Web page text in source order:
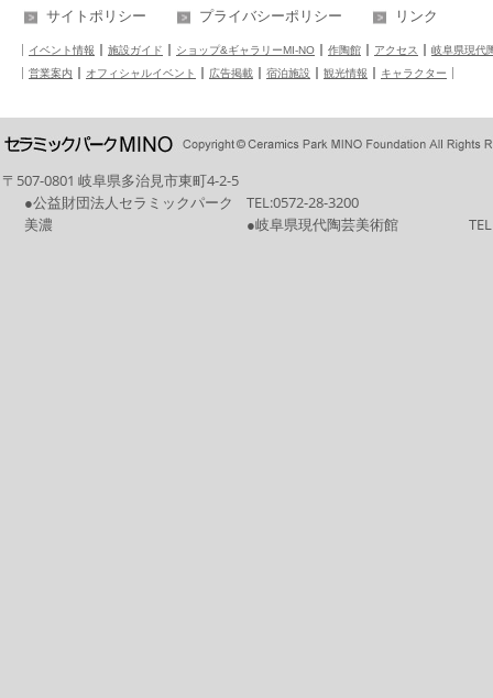
サイトポリシー プライバシーポリシー リンク
イベント情報 施設ガイド ショップ&ギャラリーMI-NO 作陶館 アクセス
岐阜県現代
営業案内
オフィシャルイベント 広告掲載 宿泊施設 観光情報 キャラクター
〒507-0801 岐阜県多治見市東町4-2-5
●公益財団法人セラミックパーク
美濃
TEL:0572-28-3200
●岐阜県現代陶芸美術館